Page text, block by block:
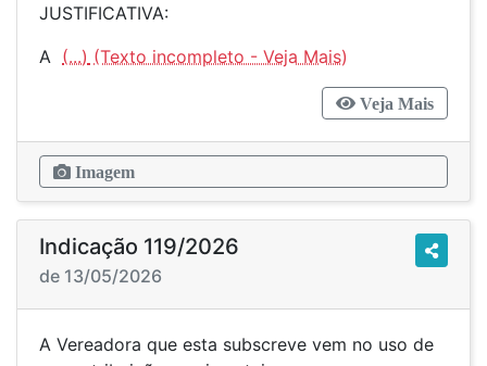
JUSTIFICATIVA:
A (...)
Veja Mais
Imagem
Indicação 119/2026
de 13/05/2026
A Vereadora que esta subscreve vem no uso de